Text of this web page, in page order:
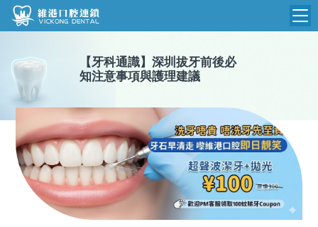
維港首頁
品牌介紹
環境設備
醫院新聞
收費標準
N
收費總表
植牙收費
根管收費
醫生團隊
門診時間
【 牙科通識】 深圳拔牙前後必
知注意事項與護理建議